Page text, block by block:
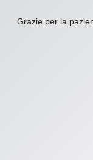
Grazie per la